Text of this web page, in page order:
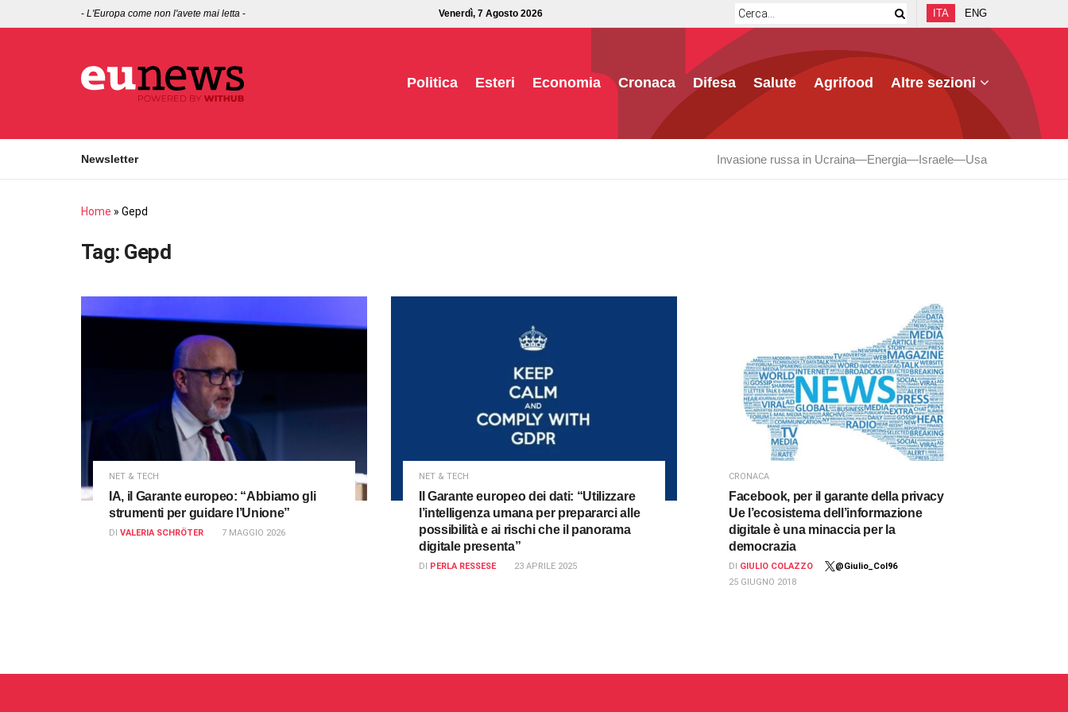
- L'Europa come non l'avete mai letta - Venerdì, 7 Agosto 2026 ITA ENG
Politica Esteri Economia Cronaca Difesa Salute Agrifood Altre sezioni
Newsletter Invasione russa in Ucraina Energia Israele Usa
Home » Gepd
Tag: Gepd
NET & TECH
IA, il Garante europeo: “Abbiamo gli
strumenti per guidare l’Unione”
DI VALERIA SCHRÖTER 7 MAGGIO 2026
NET & TECH
Il Garante europeo dei dati: “Utilizzare
l’intelligenza umana per prepararci alle
possibilità e ai rischi che il panorama
digitale presenta”
DI PERLA RESSESE 23 APRILE 2025
CRONACA
Facebook, per il garante della privacy
Ue l’ecosistema dell’informazione
digitale è una minaccia per la
democrazia
DI GIULIO COLAZZO
@Giulio_Col96
25 GIUGNO 2018